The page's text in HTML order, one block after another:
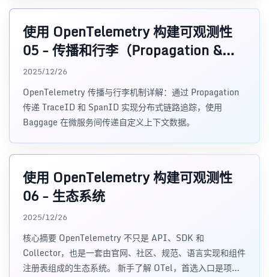
使用 OpenTelemetry 构建可观测性
05 - 传播和行李（Propagation &
Baggage）
2025/12/26
OpenTelemetry 传播与行李机制详解：通过 Propagation
传递 TraceID 和 SpanID 实现分布式链路追踪，使用
Baggage 在微服务间传递自定义上下文数据。
使用 OpenTelemetry 构建可观测性
06 - 生态系统
2025/12/26
核心摘要 OpenTelemetry 不只是 API、SDK 和
Collector，也是一套由官网、社区、规范、语言实现和组件
注册表组成的生态系统。 新手了解 OTel，首选入口是项目